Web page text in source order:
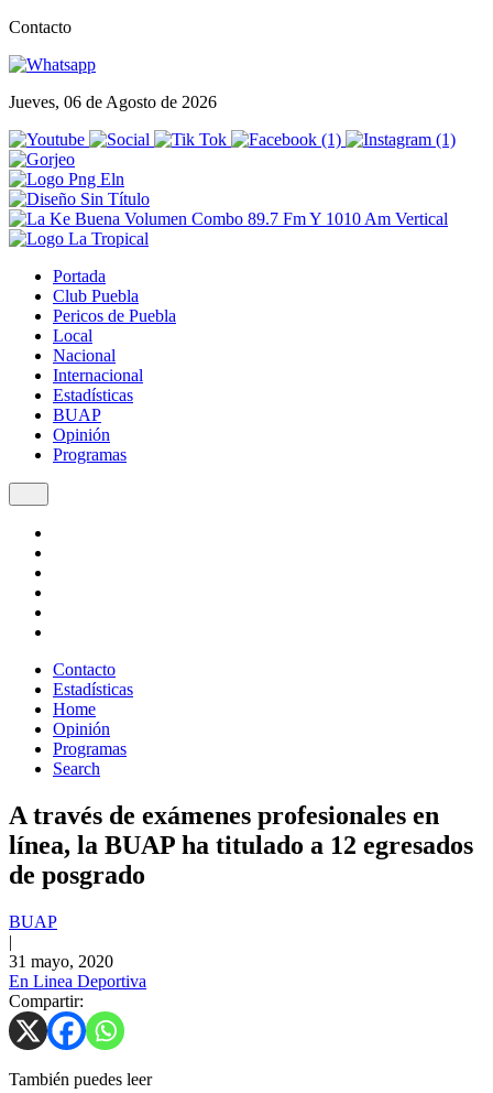
Contacto
Jueves, 06 de Agosto de 2026
Portada
Club Puebla
Pericos de Puebla
Local
Nacional
Internacional
Estadísticas
BUAP
Opinión
Programas
Contacto
Estadísticas
Home
Opinión
Programas
Search
A través de exámenes profesionales en
línea, la BUAP ha titulado a 12 egresados
de posgrado
BUAP
|
31 mayo, 2020
En Linea Deportiva
Compartir:
También puedes leer